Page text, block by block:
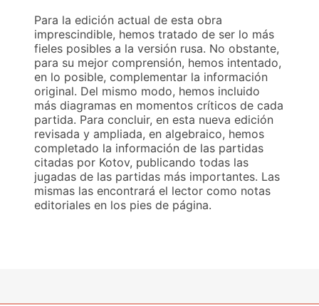
Para la edición actual de esta obra
imprescindible, hemos tratado de ser lo más
fieles posibles a la versión rusa. No obstante,
para su mejor comprensión, hemos intentado,
en lo posible, complementar la información
original. Del mismo modo, hemos incluido
más diagramas en momentos críticos de cada
partida. Para concluir, en esta nueva edición
revisada y ampliada, en algebraico, hemos
completado la información de las partidas
citadas por Kotov, publicando todas las
jugadas de las partidas más importantes. Las
mismas las encontrará el lector como notas
editoriales en los pies de página.